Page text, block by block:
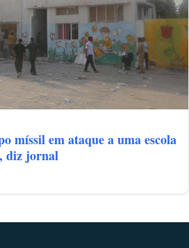
míssil em ataque a uma escola
diz jornal